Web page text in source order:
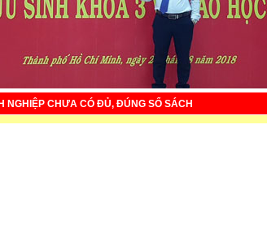
NGHIỆP CHƯA CÓ ĐỦ, ĐÚNG SỔ SÁCH